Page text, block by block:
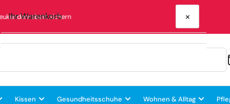
Mobile Kompressionsversorgung in Rheinland-Pfalz
Kissen Gesundheitsschuhe Wohnen & Alltag
Ihr Warenkorb ×